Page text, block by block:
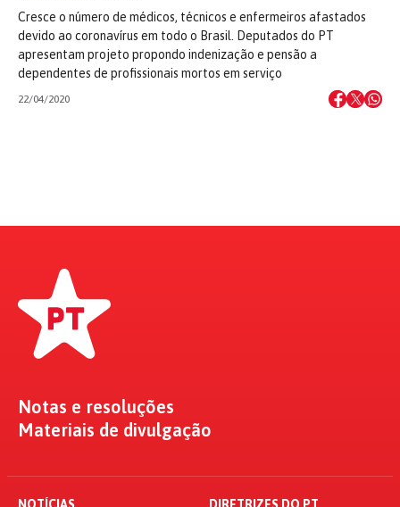
Cresce o número de médicos, técnicos e enfermeiros afastados
devido ao coronavírus em todo o Brasil. Deputados do PT
apresentam projeto propondo indenização e pensão a
dependentes de profissionais mortos em serviço
22/04/2020
Notas e resoluções
Materiais de divulgação